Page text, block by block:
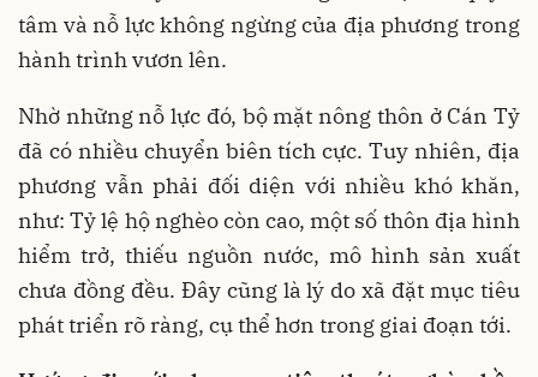
tâm và nỗ lực không ngừng của địa phương trong
hành trình vươn lên.
Nhờ những nỗ lực đó, bộ mặt nông thôn ở Cán Tỷ
đã có nhiều chuyển biên tích cực. Tuy nhiên, địa
phương vẫn phải đối diện với nhiều khó khăn,
như: Tỷ lệ hộ nghèo còn cao, một số thôn địa hình
hiểm trở, thiếu nguồn nước, mô hình sản xuất
chưa đồng đều. Đây cũng là lý do xã đặt mục tiêu
phát triển rõ ràng, cụ thể hơn trong giai đoạn tới.